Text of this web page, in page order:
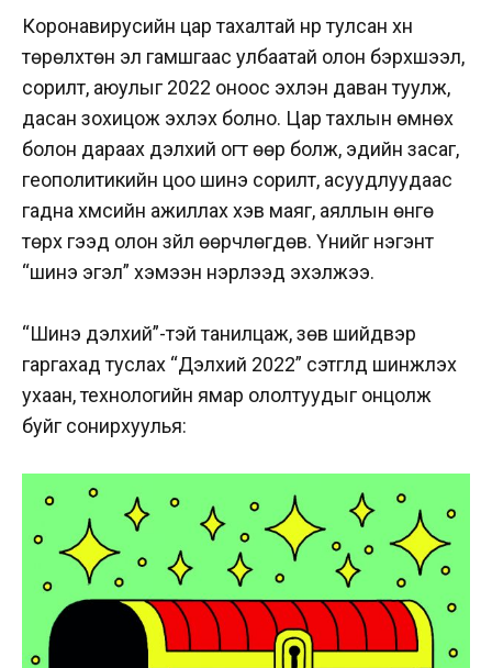
Коронавирусийн цар тахалтай нүүр тулсан хүн
төрөлхтөн эл гамшгаас улбаатай олон бэрхшээл,
сорилт, аюулыг 2022 оноос эхлэн даван туулж,
дасан зохицож эхлэх болно. Цар тахлын өмнөх
болон дараах дэлхий огт өөр болж, эдийн засаг,
геополитикийн цоо шинэ сорилт, асуудлуудаас
гадна хүмүүсийн ажиллах хэв маяг, аяллын өнгө
төрх гээд олон зүйл өөрчлөгдөв. Үүнийг нэгэнт
“шинэ эгэл” хэмээн нэрлээд эхэлжээ.
“Шинэ дэлхий”-тэй танилцаж, зөв шийдвэр
гаргахад туслах “Дэлхий 2022” сэтгүүлд шинжлэх
ухаан, технологийн ямар ололтуудыг онцолж
буйг сонирхуулья: